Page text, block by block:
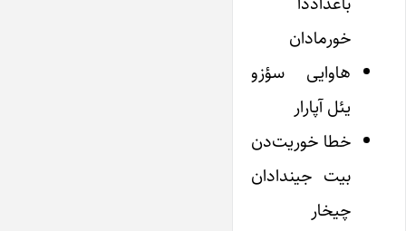
خورمادان
هاوایی سؤزو
یئل آپارار
خطا خوریت‌دن
بیت جیندادان
چیخار